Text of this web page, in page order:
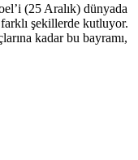
(25 Aralık) dünyada
şekillerde kutluyor.
kadar bu bayramı,